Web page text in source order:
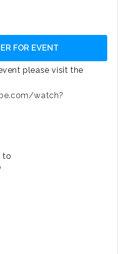
FOR EVENT
please visit the
watch?
to